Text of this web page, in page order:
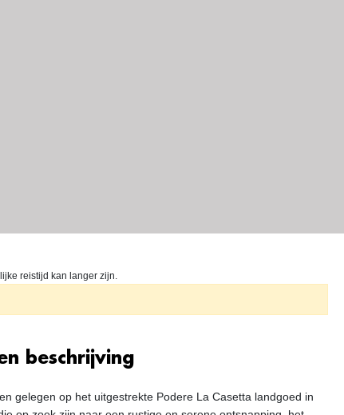
reistijd kan langer zijn.
beschrijving
gelegen op het uitgestrekte Podere La Casetta landgoed in